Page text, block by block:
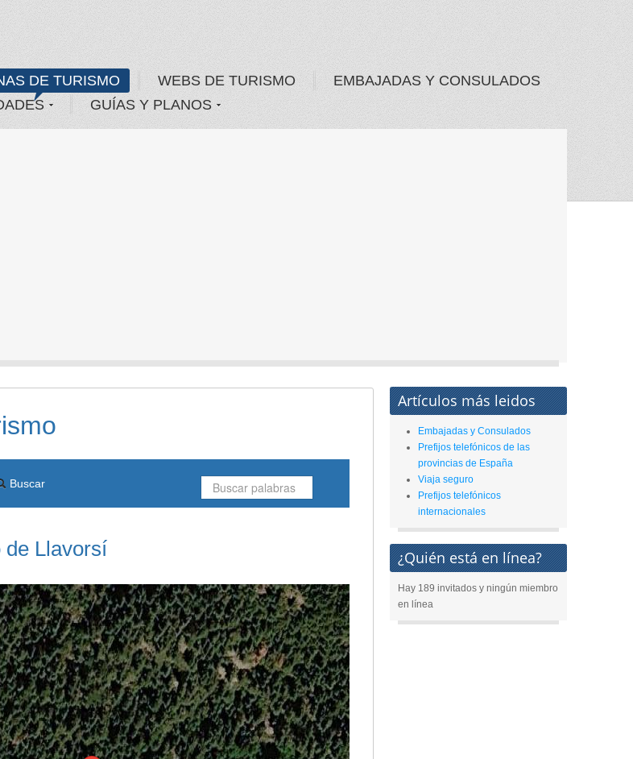
DE TURISMO WEBS DE TURISMO
EMBAJADAS Y CONSULADOS
GUÍAS Y PLANOS
Buscar
de Llavorsí
Artículos más leidos
Embajadas y Consulados
Prefijos telefónicos de las
provincias de España
Viaja seguro
Prefijos telefónicos
internacionales
¿Quién está en línea?
Hay 189 invitados y ningún miembro
en línea